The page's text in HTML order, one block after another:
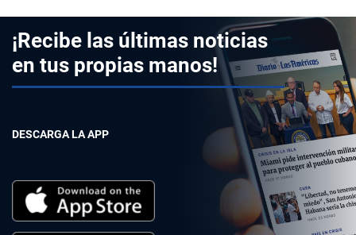
¡Recibe las últimas noticias
en tus propias manos!
DESCARGA LA APP